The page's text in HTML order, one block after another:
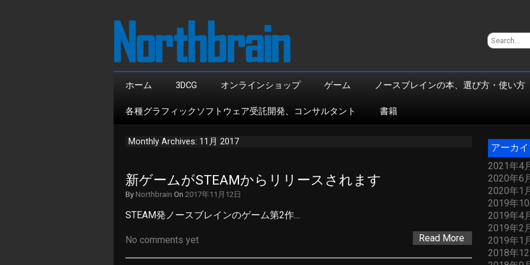
ホーム 3DCG オンラインショップ ゲーム ノースブレインの本、選び方・使い方
各種グラフィックソフトウェア受託開発、コンサルタント 書籍
Monthly Archives: 11月 2017
新ゲームがSTEAMからリリースされます
By Northbrain On 2017年11月12日
STEAM発ノースブレインのゲーム第2作…
No comments yet Read More
アーカ
2021年4
2020年6
2020年1
2019年10
2019年4
2019年2
2019年1
2018年12